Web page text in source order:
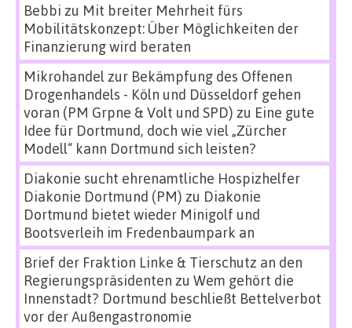
Bebbi zu Mit breiter Mehrheit fürs
Mobilitätskonzept: Über Möglichkeiten der
Finanzierung wird beraten
Mikrohandel zur Bekämpfung des Offenen
Drogenhandels - Köln und Düsseldorf gehen
voran (PM Grpne & Volt und SPD) zu Eine gute
Idee für Dortmund, doch wie viel „Zürcher
Modell“ kann Dortmund sich leisten?
Diakonie sucht ehrenamtliche Hospizhelfer
Diakonie Dortmund (PM) zu Diakonie
Dortmund bietet wieder Minigolf und
Bootsverleih im Fredenbaumpark an
Brief der Fraktion Linke & Tierschutz an den
Regierungspräsidenten zu Wem gehört die
Innenstadt? Dortmund beschließt Bettelverbot
vor der Außengastronomie